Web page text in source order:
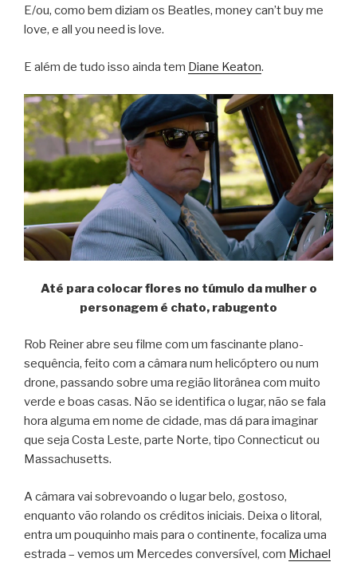
E/ou, como bem diziam os Beatles, money can’t buy me
love, e all you need is love.
E além de tudo isso ainda tem Diane Keaton.
Até para colocar flores no túmulo da mulher o
personagem é chato, rabugento
Rob Reiner abre seu filme com um fascinante plano-
sequência, feito com a câmara num helicóptero ou num
drone, passando sobre uma região litorânea com muito
verde e boas casas. Não se identifica o lugar, não se fala
hora alguma em nome de cidade, mas dá para imaginar
que seja Costa Leste, parte Norte, tipo Connecticut ou
Massachusetts.
A câmara vai sobrevoando o lugar belo, gostoso,
enquanto vão rolando os créditos iniciais. Deixa o litoral,
entra um pouquinho mais para o continente, focaliza uma
estrada – vemos um Mercedes conversível, com Michael